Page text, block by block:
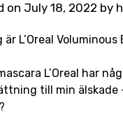
on July 18, 2022 by
L’Oreal
L’Oreal har
till min älskade